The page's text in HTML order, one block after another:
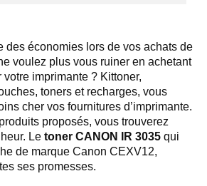
des économies lors de vos achats de
voulez plus vous ruiner en achetant
imprimante ? Kittoner,
toners et recharges, vous
cher vos fournitures d’imprimante.
proposés, vous trouverez
Le toner CANON IR 3035 qui
de marque Canon CEXV12,
ses promesses.